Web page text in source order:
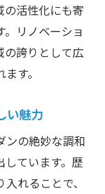
の活性化にも寄
リノベーショ
の誇りとして広
す。
い魅力
ンの絶妙な調和
しています。歴
れることで、